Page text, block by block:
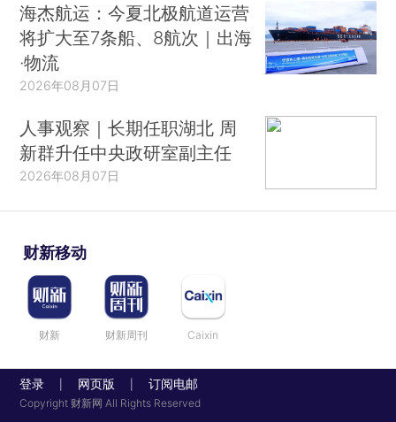
海杰航运：今夏北极航道运营
将扩大至7条船、8航次｜出海
·物流
2026年08月07日
人事观察｜长期任职湖北 周
新群升任中央政研室副主任
2026年08月07日
财新移动
财新 财新周刊 Caixin
登录 网页版 订阅电邮
Copyright 财新网 All Rights Reserved